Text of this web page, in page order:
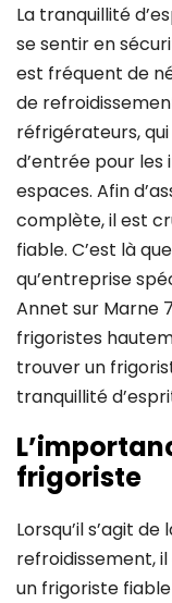
La tranquillité
se sentir en
est fréquent de
de
réfrigérateurs,
d’entrée pour
espaces. Afin
complète, il est
fiable. C’est là
qu’entreprise
Annet sur Marne
frigoristes
trouver un
tranquillité
frigoriste
Lorsqu’il s’agit
refroidissement,
un frigoriste